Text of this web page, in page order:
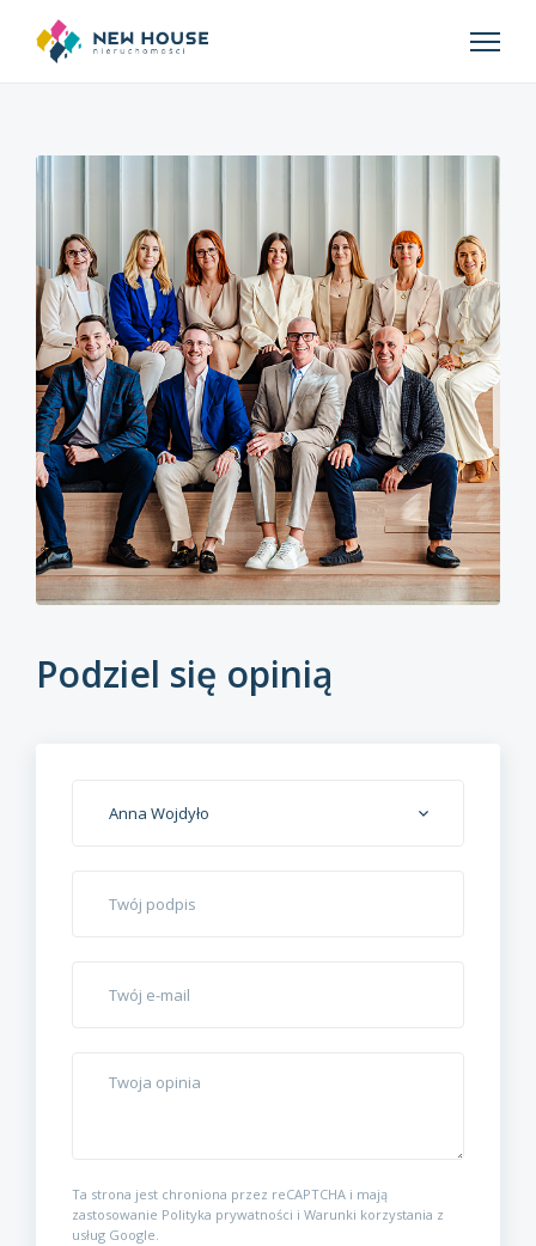
Podziel się opinią
Anna Wojdyło
Ta strona jest chroniona przez reCAPTCHA i mają
zastosowanie Polityka prywatności i Warunki korzystania z
usług Google.